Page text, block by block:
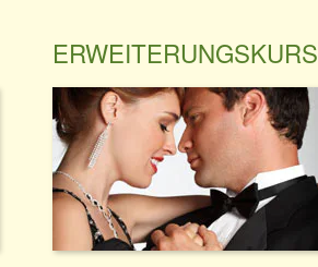
ERWEITERUNGSKURS